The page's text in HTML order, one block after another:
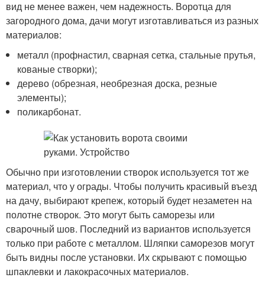
вид не менее важен, чем надежность. Воротца для
загородного дома, дачи могут изготавливаться из разных
материалов:
металл (профнастил, сварная сетка, стальные прутья,
кованые створки);
дерево (обрезная, необрезная доска, резные
элементы);
поликарбонат.
Обычно при изготовлении створок используется тот же
материал, что у ограды. Чтобы получить красивый въезд
на дачу, выбирают крепеж, который будет незаметен на
полотне створок. Это могут быть саморезы или
сварочный шов. Последний из вариантов используется
только при работе с металлом. Шляпки саморезов могут
быть видны после установки. Их скрывают с помощью
шпаклевки и лакокрасочных материалов.